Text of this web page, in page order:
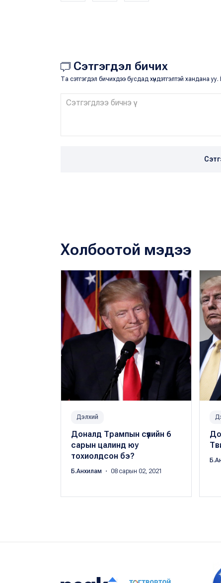
Сэтгэгдэл бичих
Та сэтгэгдэл бичихдээ бусдад хүндэтгэлтэй хандана
Холбоотой мэдээ
Дэлхий
Доналд Трампын сүүлийн 6
сарын цалинд юу
тохиолдсон бэ?
Б.Анхилам ・ 08 сарын 02, 2021